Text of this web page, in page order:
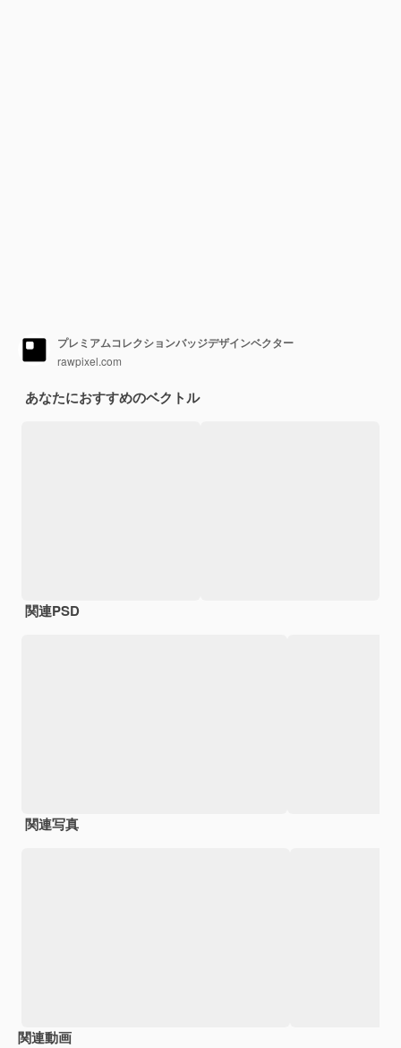
プレミアムコレクションバッジデザインベクター
rawpixel.com
あなたにおすすめのベクトル
関連PSD
関連写真
関連動画